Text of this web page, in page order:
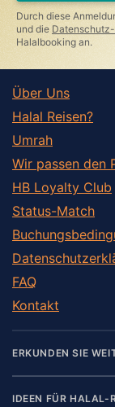
Durch diese
und die
Halalbooking an.
Über Uns
Halal Reisen?
Umrah
Wir passen den
HB Loyalty Club
Status-Match
FAQ
Kontakt
ERKUNDEN SIE
IDEEN FÜR HALAL-